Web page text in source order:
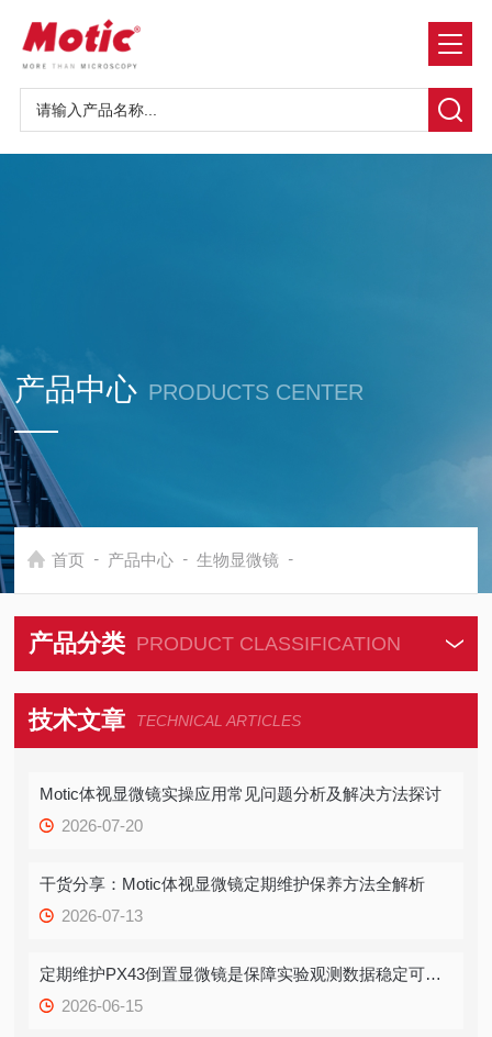
产品中心 PRODUCTS CENTER
首页 - 产品中心 - 生物显微镜 -
产品分类 PRODUCT CLASSIFICATION
技术文章 TECHNICAL ARTICLES
Motic体视显微镜实操应用常见问题分析及解决方法探讨
2026-07-20
干货分享：Motic体视显微镜定期维护保养方法全解析
2026-07-13
定期维护PX43倒置显微镜是保障实验观测数据稳定可靠的关键
2026-06-15